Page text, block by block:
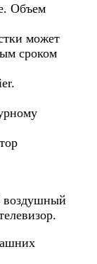
Объем
может
сроком
воздушный